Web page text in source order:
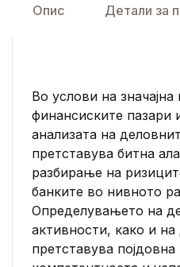
Опис Детали за
Во услови на
финансиските
анализата на
претставува битна
разбирање на
банките во нивното
Определувањето на
активности, како и
претставува